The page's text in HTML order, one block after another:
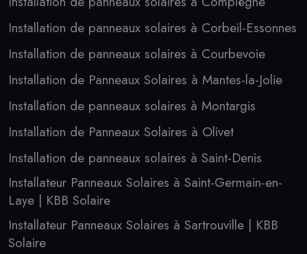
Installation de panneaux solaires à Corbeil-Essonnes
Installation de panneaux solaires à Courbevoie
Installation de Panneaux Solaires à Mantes-la-Jolie
Installation de panneaux solaires à Montargis
Installation de Panneaux Solaires à Olivet
Installation de panneaux solaires à Saint-Denis
Installateur Panneaux Solaires à Saint-Germain-en-
Laye | KBB Solaire
Installateur Panneaux Solaires à Sartrouville | KBB
Solaire